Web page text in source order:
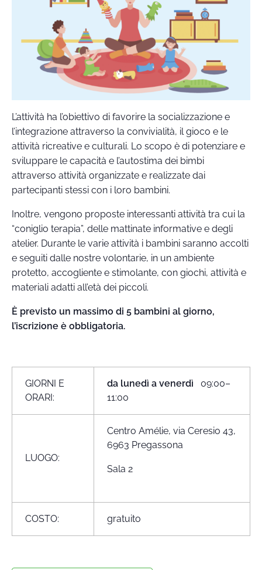
L’attività ha l’obiettivo di favorire la socializzazione e
l’integrazione attraverso la convivialità, il gioco e le
attività ricreative e culturali. Lo scopo è di potenziare e
sviluppare le capacità e l’autostima dei bimbi
attraverso attività organizzate e realizzate dai
partecipanti stessi con i loro bambini.
Inoltre, vengono proposte interessanti attività tra cui la
“coniglio terapia”, delle mattinate informative e degli
atelier. Durante le varie attività i bambini saranno accolti
e seguiti dalle nostre volontarie, in un ambiente
protetto, accogliente e stimolante, con giochi, attività e
materiali adatti all’età dei piccoli.
È previsto un massimo di 5 bambini al giorno,
l’iscrizione è obbligatoria.
GIORNI E
ORARI:
da lunedì a venerdì 09:00–
11:00
LUOGO:
Centro Amélie, via Ceresio 43,
6963 Pregassona
Sala 2
COSTO: gratuito